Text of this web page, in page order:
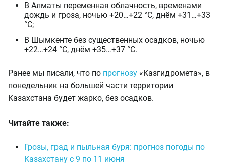
В Алматы переменная облачность, временами
дождь и гроза, ночью +20…+22 °C, днём +31…+33
°C;
В Шымкенте без существенных осадков, ночью
+22…+24 °C, днём +35…+37 °C.
Ранее мы писали, что по прогнозу «Казгидромета», в
понедельник на большей части территории
Казахстана будет жарко, без осадков.
Читайте также:
Грозы, град и пыльная буря: прогноз погоды по
Казахстану с 9 по 11 июня